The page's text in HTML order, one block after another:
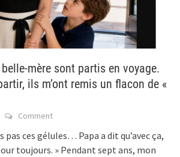
mère sont partis en voyage.
ils m’ont remis un flacon de «
Comment
pas ces gélules… Papa a dit qu’avec ça,
toujours. » Pendant sept ans, mon